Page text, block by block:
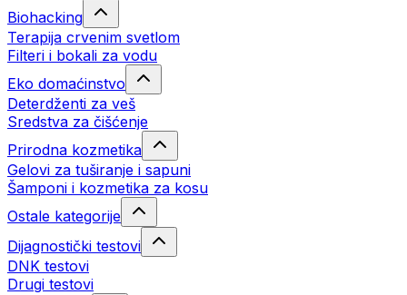
Biohacking
Terapija crvenim svetlom
Filteri i bokali za vodu
Eko domaćinstvo
Deterdženti za veš
Sredstva za čišćenje
Prirodna kozmetika
Gelovi za tuširanje i sapuni
Šamponi i kozmetika za kosu
Ostale kategorije
Dijagnostički testovi
DNK testovi
Drugi testovi